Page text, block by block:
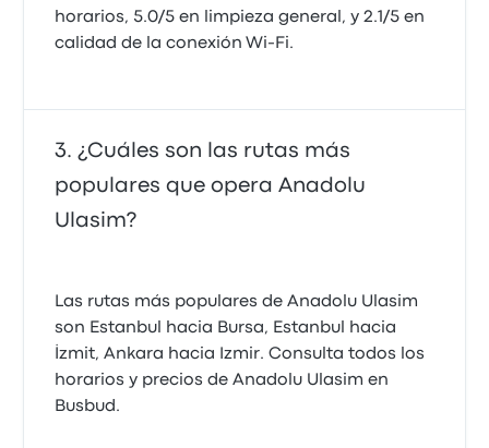
horarios, 5.0/5 en limpieza general, y 2.1/5 en
calidad de la conexión Wi-Fi.
¿Cuáles son las rutas más
populares que opera Anadolu
Ulasim?
Las rutas más populares de Anadolu Ulasim
son Estanbul hacia Bursa, Estanbul hacia
İzmit, Ankara hacia Izmir. Consulta todos los
horarios y precios de Anadolu Ulasim en
Busbud.